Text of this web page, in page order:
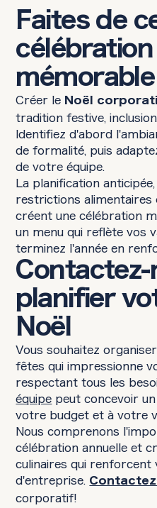
Faites de
mémorable
Créer leNoël
tradition festive,
Identifiez d'abord
de formalité, puis
de votre équipe.
La planification
restrictions
créent une célébration
un menu qui reflète vos
terminez l'année en
planifier
Noël
Vous souhaitez
fêtes qui impressionne
respectant tous les
équipe peut concevoir
votre budget et à votre
Nous comprenons
célébration annuelle et
culinaires qui
d'entreprise.
corporatif!